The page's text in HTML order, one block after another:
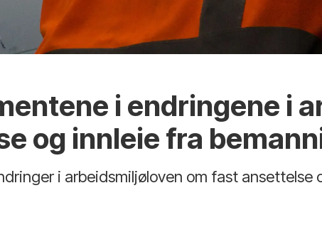
i endringene i
og innleie fra
i arbeidsmiljøloven om fast ansettelse